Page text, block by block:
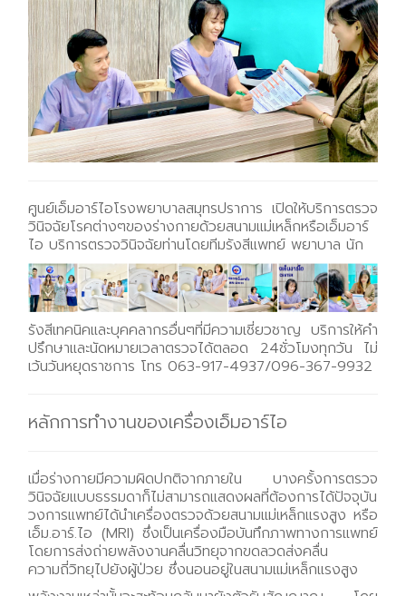
ศูนย์เอ็มอาร์ไอโรงพยาบาลสมุทรปราการ เปิดให้บริการตรวจ
วินิจฉัยโรคต่างๆของร่างกายด้วยสนามแม่เหล็กหรือเอ็มอาร์
ไอ บริการตรวจวินิจฉัยท่านโดยทีมรังสีแพทย์ พยาบาล นัก
รังสีเทคนิคและบุคคลากรอื่นๆที่มีความเชี่ยวชาญ บริการให้คำ
ปรึกษาและนัดหมายเวลาตรวจได้ตลอด 24ชั่วโมงทุกวัน ไม่
เว้นวันหยุดราชการ โทร 063-917-4937/096-367-9932
หลักการทำงานของเครื่องเอ็มอาร์ไอ
เมื่อร่างกายมีความผิดปกติจากภายใน บางครั้งการตรวจ
วินิจฉัยแบบธรรมดาก็ไม่สามารถแสดงผลที่ต้องการได้ปัจจุบัน
วงการแพทย์ได้นำเครื่องตรวจด้วยสนามแม่เหล็กแรงสูง หรือ
เอ็ม.อาร์.ไอ (MRI) ซึ่งเป็นเครื่องมือบันทึกภาพทางการแพทย์
โดยการส่งถ่ายพลังงานคลื่นวิทยุจากขดลวดส่งคลื่น
ความถี่วิทยุไปยังผู้ป่วย ซึ่งนอนอยู่ในสนามแม่เหล็กแรงสูง